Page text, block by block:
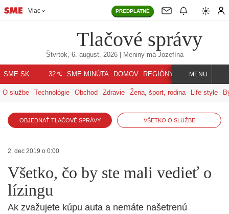
Viac PREDPLATNÉ
Tlačové správy
Štvrtok, 6. august, 2026| Meniny má Jozefína
SME.SK 32℃ SME MINÚTA DOMOV REGIÓNY INDEX SVET
MENU
O službe Technológie Obchod Zdravie Žena, šport, rodina Life style
OBJEDNAŤ TLAČOVÉ SPRÁVY VŠETKO O SLUŽBE
2. dec 2019 o 0:00
Všetko, čo by ste mali vedieť o
lízingu
Ak zvažujete kúpu auta a nemáte našetrenú